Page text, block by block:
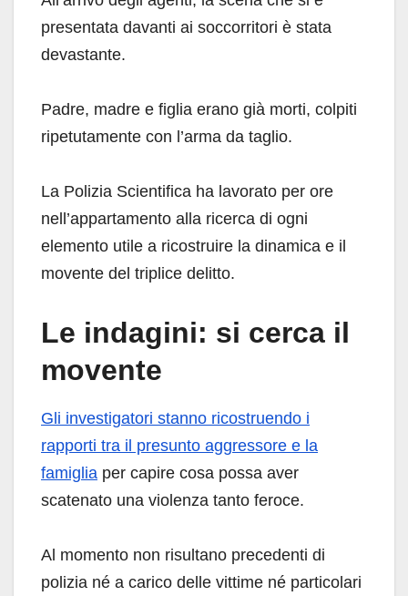
presentata davanti ai soccorritori è stata
devastante.
Padre, madre e figlia erano già morti, colpiti
ripetutamente con l’arma da taglio.
La Polizia Scientifica ha lavorato per ore
nell’appartamento alla ricerca di ogni
elemento utile a ricostruire la dinamica e il
movente del triplice delitto.
Le indagini: si cerca il
movente
Gli investigatori stanno ricostruendo i
rapporti tra il presunto aggressore e la
famiglia per capire cosa possa aver
scatenato una violenza tanto feroce.
Al momento non risultano precedenti di
polizia né a carico delle vittime né particolari